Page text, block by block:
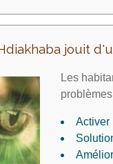
jouit
Les
Activer